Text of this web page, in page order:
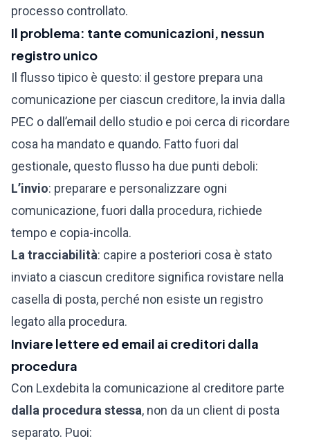
processo controllato.
Il problema: tante comunicazioni, nessun
registro unico
Il flusso tipico è questo: il gestore prepara una
comunicazione per ciascun creditore, la invia dalla
PEC o dall’email dello studio e poi cerca di ricordare
cosa ha mandato e quando. Fatto fuori dal
gestionale, questo flusso ha due punti deboli:
L’invio: preparare e personalizzare ogni
comunicazione, fuori dalla procedura, richiede
tempo e copia-incolla.
La tracciabilità: capire a posteriori cosa è stato
inviato a ciascun creditore significa rovistare nella
casella di posta, perché non esiste un registro
legato alla procedura.
Inviare lettere ed email ai creditori dalla
procedura
Con Lexdebita la comunicazione al creditore parte
dalla procedura stessa, non da un client di posta
separato. Puoi: